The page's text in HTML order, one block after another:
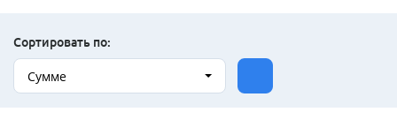
Сортировать по:
Сумме